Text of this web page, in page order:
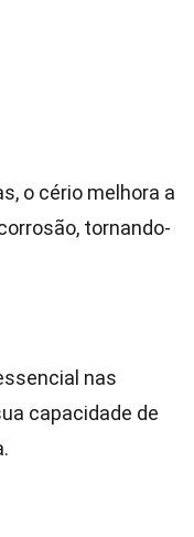
o cério melhora a
tornando-
nas
capacidade de